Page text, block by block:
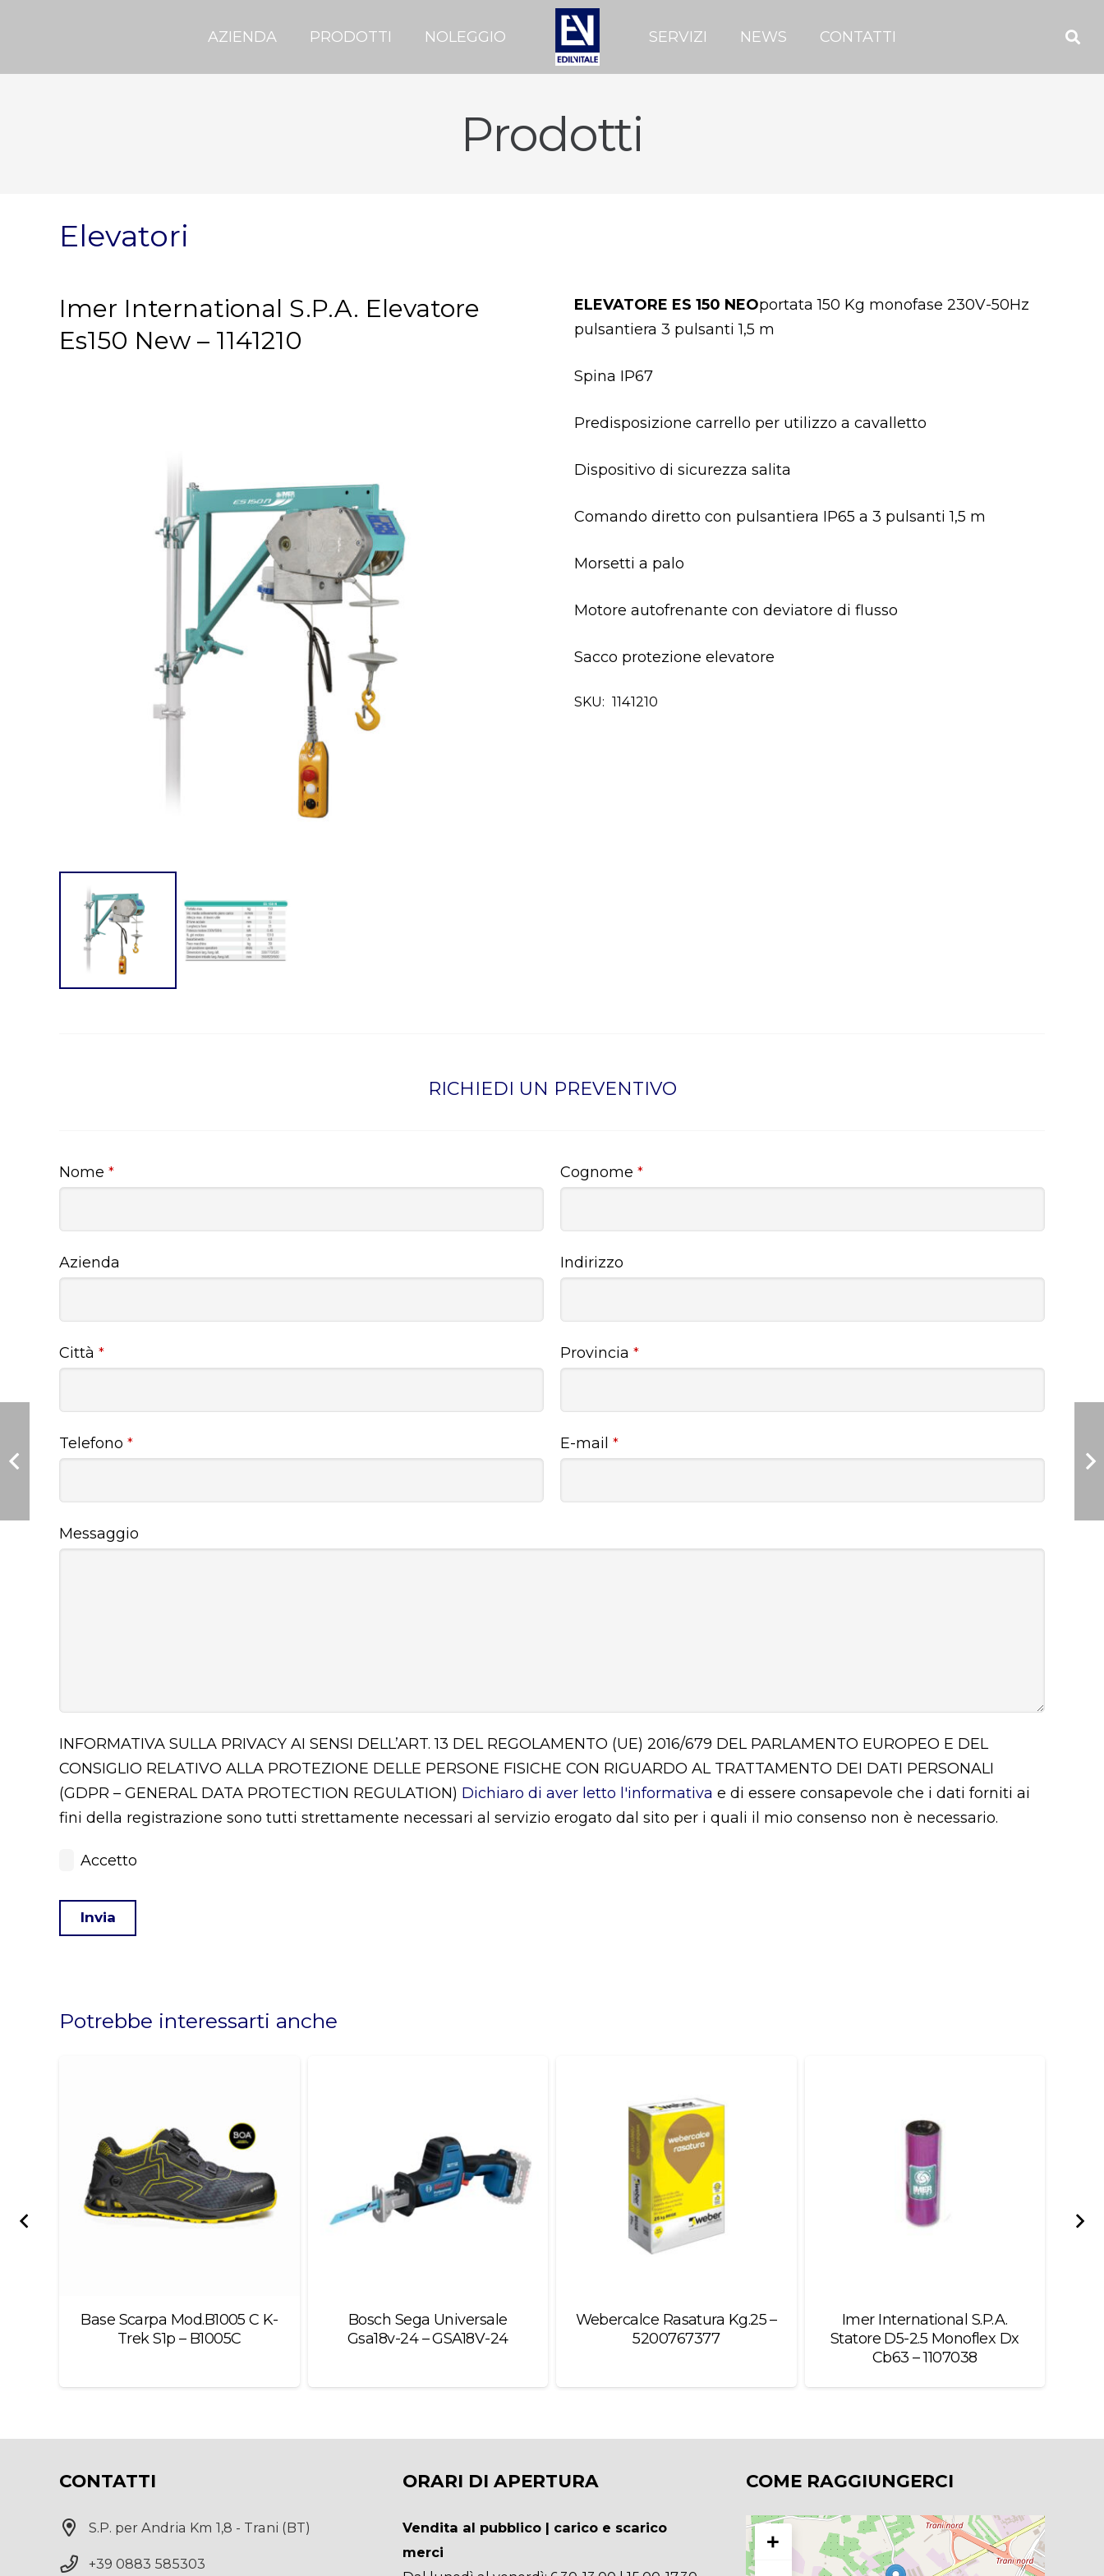
AZIENDA PRODOTTI NOLEGGIO SERVIZI NEWS CONTATTI
Prodotti
Elevatori
Imer International S.P.A. Elevatore
Es150 New – 1141210
ELEVATORE ES 150 NEOportata 150 Kg monofase 230V-50Hz
pulsantiera 3 pulsanti 1,5 m
Spina IP67
Predisposizione carrello per utilizzo a cavalletto
Dispositivo di sicurezza salita
Comando diretto con pulsantiera IP65 a 3 pulsanti 1,5 m
Morsetti a palo
Motore autofrenante con deviatore di flusso
Sacco protezione elevatore
SKU: 1141210
RICHIEDI UN PREVENTIVO
Nome *
Azienda
Città *
Telefono *
Cognome *
Indirizzo
Provincia *
E-mail *
Messaggio
INFORMATIVA SULLA PRIVACY AI SENSI DELL’ART. 13 DEL REGOLAMENTO (UE) 2016/679 DEL PARLAMENTO EUROPEO E DEL
CONSIGLIO RELATIVO ALLA PROTEZIONE DELLE PERSONE FISICHE CON RIGUARDO AL TRATTAMENTO DEI DATI PERSONALI
(GDPR – GENERAL DATA PROTECTION REGULATION) Dichiaro di aver letto l'informativa e di essere consapevole che i dati forniti ai
fini della registrazione sono tutti strettamente necessari al servizio erogato dal sito per i quali il mio consenso non è necessario.
Accetto
Invia
should
Potrebbe interessarti anche
Base Scarpa Mod.B1005 C K-
Trek S1p – B1005C
Bosch Sega Universale
Gsa18v-24 – GSA18V-24
Webercalce Rasatura Kg.25 –
5200767377
Imer International S.P.A.
Statore D5-2.5 Monoflex Dx
Cb63 – 1107038
CONTATTI
S.P. per Andria Km 1,8 - Trani (BT)
+39 0883 585303
ORARI DI APERTURA
Vendita al pubblico | carico e scarico
merci
COME RAGGIUNGERCI
+